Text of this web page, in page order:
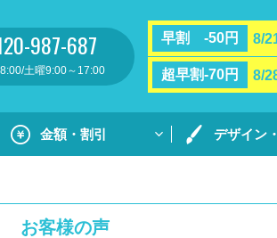
987-687
土曜9:00～17:00
早割 -50円 8/
超早割-70円 8/
金額・割引
支払い方法・送料
デザイン
お客様の声